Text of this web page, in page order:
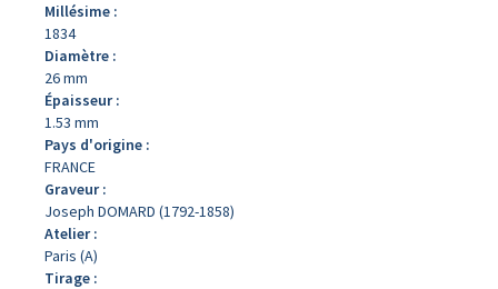
Millésime :
1834
Diamètre :
26 mm
Épaisseur :
1.53 mm
Pays d'origine :
FRANCE
Graveur :
Joseph DOMARD (1792-1858)
Atelier :
Paris (A)
Tirage :